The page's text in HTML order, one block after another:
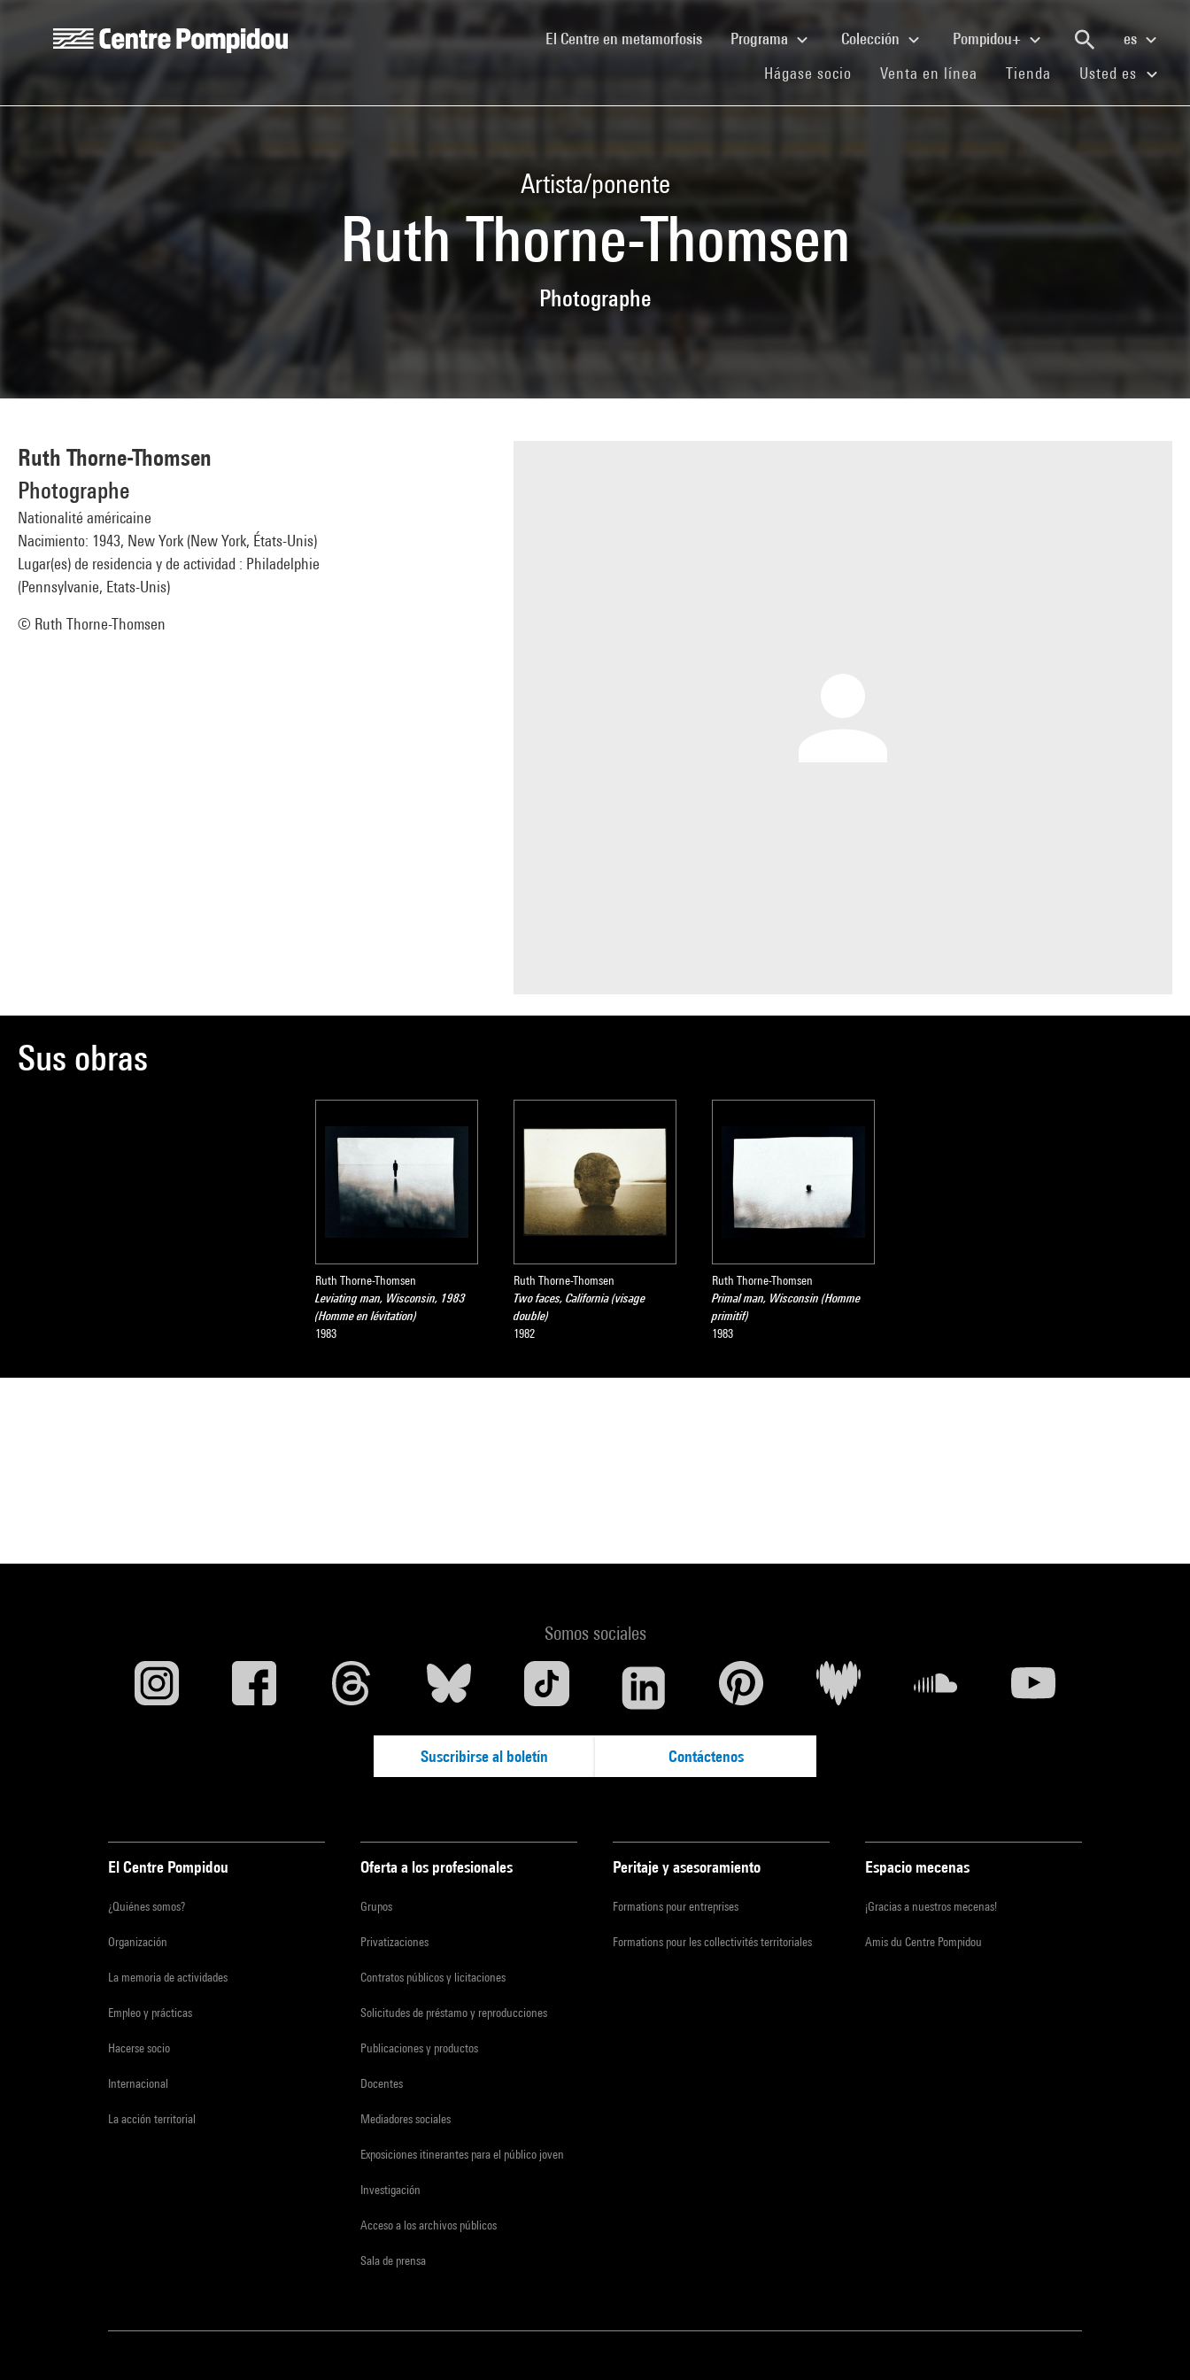
El Centre en metamorfosis(current)Programa Colección Pompidou+
es
Hágase socio (current)
Venta en línea (current)
Tienda (current)
Usted es
Artista/ponente
Ruth Thorne-Thomsen
Photographe
Ruth Thorne-Thomsen
Photographe
Nationalité américaine
Nacimiento: 1943, New York (New York, États-Unis)
Lugar(es) de residencia y de actividad : Philadelphie
(Pennsylvanie, Etats-Unis)
© Ruth Thorne-Thomsen
Sus obras
Ruth Thorne-Thomsen
Leviating man, Wisconsin, 1983
(Homme en lévitation)
1983
Ruth Thorne-Thomsen
Two faces, California (visage
double)
1982
Ruth Thorne-Thomsen
Primal man, Wisconsin (Homme
primitif)
1983
Somos sociales
Suscribirse al boletín Contáctenos
El Centre Pompidou
¿Quiénes somos?
Organización
La memoria de actividades
Empleo y prácticas
Hacerse socio
Internacional
La acción territorial
Oferta a los profesionales
Grupos
Privatizaciones
Contratos públicos y licitaciones
Solicitudes de préstamo y reproducciones
Publicaciones y productos
Docentes
Mediadores sociales
Exposiciones itinerantes para el público joven
Investigación
Acceso a los archivos públicos
Sala de prensa
Peritaje y asesoramiento
Formations pour entreprises
Formations pour les collectivités territoriales
Espacio mecenas
¡Gracias a nuestros mecenas!
Amis du Centre Pompidou